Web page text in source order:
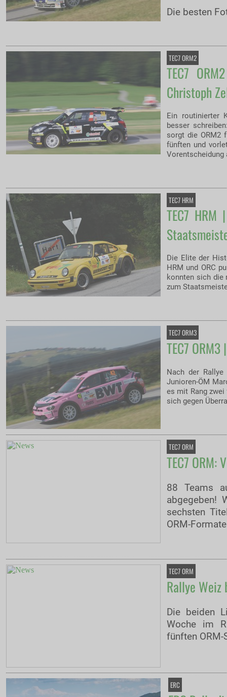
Die besten
TEC7 ORM2
TEC7
Christoph
Ein routinierter
besser
sorgt die ORM2
fünften und
Vorentscheidung
TEC7 HRM
TEC7
Die Elite der
HRM und ORC
konnten sich die
zum
TEC7 ORM3
TEC7
Nach der
Junioren-ÖM
es mit Rang
sich gegen
TEC7 ORM
TEC7 ORM:
88 Teams
abgegeben!
sechsten
ORM-
TEC7 ORM
Rallye
Die beiden
Woche im
fünften
ERC